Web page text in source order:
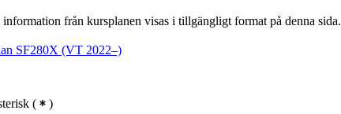
från kursplanen visas i tillgängligt format på denna sida.
SF280X (VT 2022–)
( )